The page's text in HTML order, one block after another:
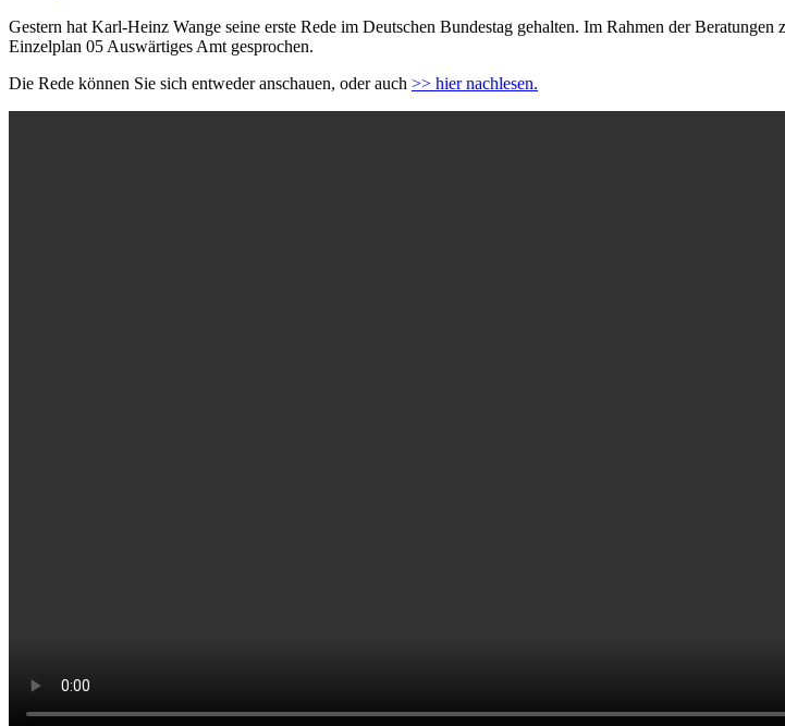
Gestern hat Karl-Heinz Wange seine erste Rede im Deutschen Bundestag gehalten. Im Rahmen der
Einzelplan 05 Auswärtiges Amt gesprochen.
Die Rede können Sie sich entweder anschauen, oder auch >> hier nachlesen.